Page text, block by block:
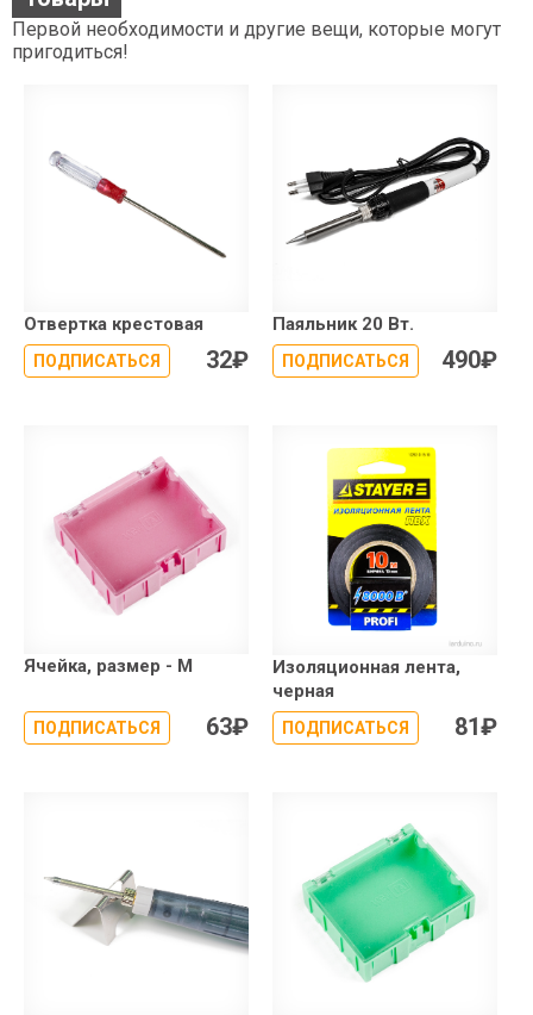
Первой необходимости и другие вещи, которые могут
пригодиться!
Отвертка крестовая
ПОДПИСАТЬСЯ 32₽
Паяльник 20 Вт.
ПОДПИСАТЬСЯ 490₽
Ячейка, размер - M
ПОДПИСАТЬСЯ 63₽
Изоляционная лента,
черная
ПОДПИСАТЬСЯ 81₽